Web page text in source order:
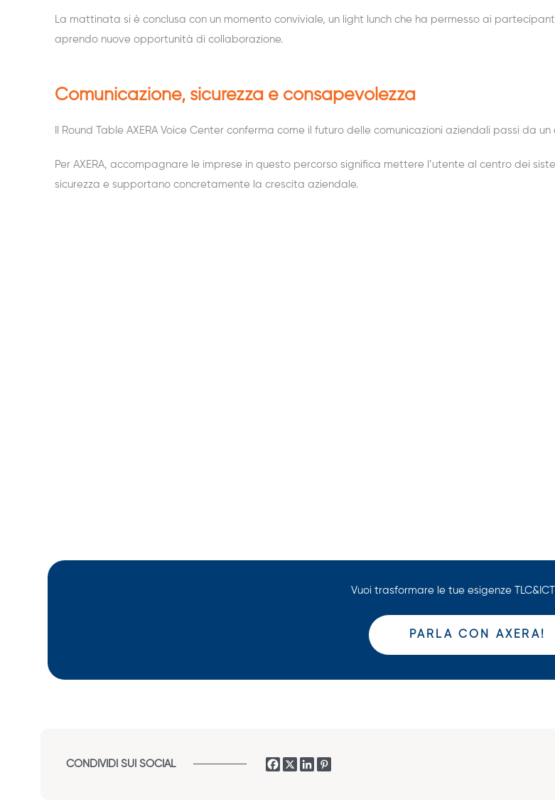
La mattinata si è conclusa con un momento conviviale, un light lunch che ha permesso ai
aprendo nuove opportunità di collaborazione.
Comunicazione, sicurezza e consapevolezza
Il Round Table AXERA Voice Center conferma come il futuro delle comunicazioni aziendali passi da
Per AXERA, accompagnare le imprese in questo percorso significa mettere l’utente al centro dei
sicurezza e supportano concretamente la crescita aziendale.
Vuoi trasformare le tue esigenze
PARLA CON AXERA!
CONDIVIDI SUI SOCIAL